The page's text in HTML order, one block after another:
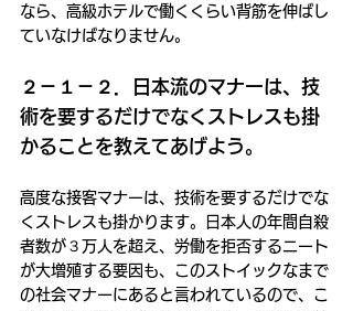
なら、高級ホテルで働くくらい背筋を伸ばし
ていなけばなりません。
２－１－２．日本流のマナーは、技
術を要するだけでなくストレスも掛
かることを教えてあげよう。
高度な接客マナーは、技術を要するだけでな
くストレスも掛かります。日本人の年間自殺
者数が３万人を超え、労働を拒否するニート
が大増殖する要因も、このストイックなまで
の社会マナーにあると言われているので、こ